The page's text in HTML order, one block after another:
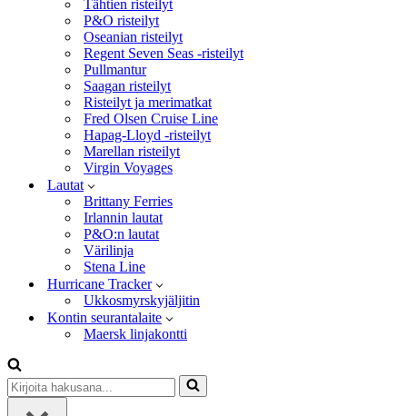
Tähtien risteilyt
P&O risteilyt
Oseanian risteilyt
Regent Seven Seas -risteilyt
Pullmantur
Saagan risteilyt
Risteilyt ja merimatkat
Fred Olsen Cruise Line
Hapag-Lloyd -risteilyt
Marellan risteilyt
Virgin Voyages
Lautat
Brittany Ferries
Irlannin lautat
P&O:n lautat
Värilinja
Stena Line
Hurricane Tracker
Ukkosmyrskyjäljitin
Kontin seurantalaite
Maersk linjakontti
Kirjoita
hakusana...